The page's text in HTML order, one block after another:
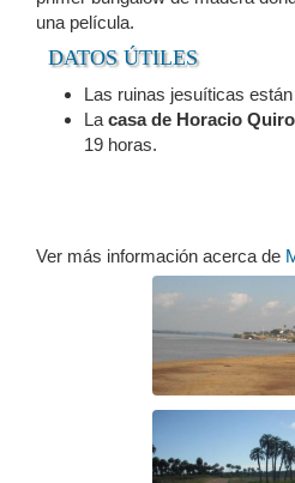
una película.
DATOS ÚTILES
Las ruinas jesuíticas
La casa de Horacio
19 horas.
Ver más información acerca de